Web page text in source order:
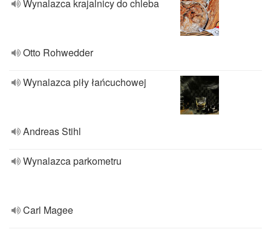
Wynalazca krajalnicy do chleba
Otto Rohwedder
Wynalazca piły łańcuchowej
Andreas Stihl
Wynalazca parkometru
Carl Magee